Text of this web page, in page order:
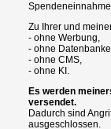
Zu Ihrer und
- ohne Werbung,
- ohne
- ohne CMS,
- ohne KI.
Es werden
versendet.
Dadurch sind
ausgeschlossen.